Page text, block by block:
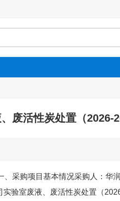
废活性炭处置（2026-
采购项目基本情况采购人：华
验室废液、废活性炭处置（